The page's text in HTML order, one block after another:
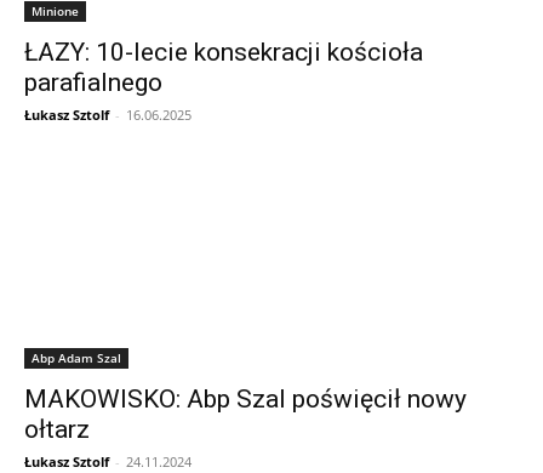
Minione
ŁAZY: 10-lecie konsekracji kościoła
parafialnego
Łukasz Sztolf - 16.06.2025
Abp Adam Szal
MAKOWISKO: Abp Szal poświęcił nowy
ołtarz
Łukasz Sztolf - 24.11.2024